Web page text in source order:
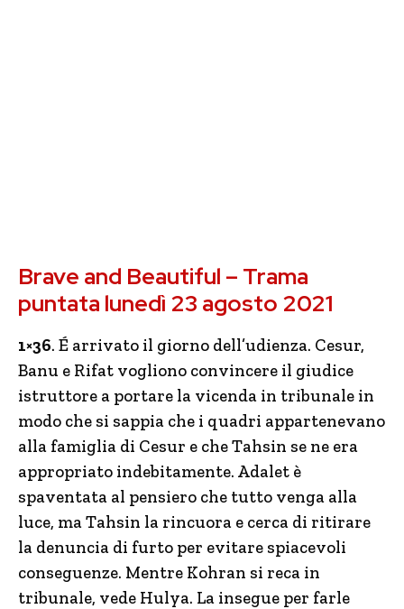
Brave and Beautiful – Trama
puntata lunedì 23 agosto 2021
1×36. É arrivato il giorno dell’udienza. Cesur,
Banu e Rifat vogliono convincere il giudice
istruttore a portare la vicenda in tribunale in
modo che si sappia che i quadri appartenevano
alla famiglia di Cesur e che Tahsin se ne era
appropriato indebitamente. Adalet è
spaventata al pensiero che tutto venga alla
luce, ma Tahsin la rincuora e cerca di ritirare
la denuncia di furto per evitare spiacevoli
conseguenze. Mentre Kohran si reca in
tribunale, vede Hulya. La insegue per farle